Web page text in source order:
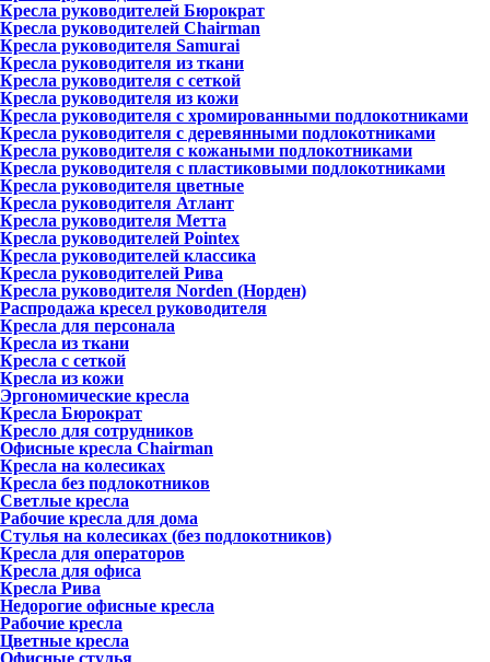
Кресла руководителей Бюрократ
Кресла руководителей Chairman
Кресла руководителя Samurai
Кресла руководителя из ткани
Кресла руководителя с сеткой
Кресла руководителя из кожи
Кресла руководителя с хромированными подлокотниками
Кресла руководителя с деревянными подлокотниками
Кресла руководителя с кожаными подлокотниками
Кресла руководителя с пластиковыми подлокотниками
Кресла руководителя цветные
Кресла руководителя Атлант
Кресла рyководителя Метта
Кресла руководителей Pointex
Кресла руководителей классика
Кресла руководителей Рива
Кресла руководителя Norden (Норден)
Распродажа кресел руководителя
Кресла для персонала
Кресла из ткани
Кресла с сеткой
Кресла из кожи
Эргономические кресла
Кресла Бюрократ
Кресло для сотрудников
Офисные кресла Chairman
Кресла на колесиках
Кресла без подлокотников
Светлые кресла
Рабочие кресла для дома
Стулья на колесиках (без подлокотников)
Кресла для операторов
Кресла для офиса
Кресла Рива
Недорогие офисные кресла
Рабочие кресла
Цветные кресла
Офисные стулья